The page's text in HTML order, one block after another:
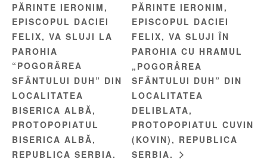
PĂRINTE IERONIM,
EPISCOPUL DACIEI
FELIX, VA SLUJI LA
PAROHIA
“POGORÂREA
SFÂNTULUI DUH” DIN
LOCALITATEA
BISERICA ALBĂ,
PROTOPOPIATUL
BISERICA ALBĂ,
REPUBLICA SERBIA.
PĂRINTE IERONIM,
EPISCOPUL DACIEI
FELIX, VA SLUJI ÎN
PAROHIA CU HRAMUL
„POGORÂREA
SFÂNTULUI DUH” DIN
LOCALITATEA
DELIBLATA,
PROTOPOPIATUL CUVIN
(KOVIN), REPUBLICA
SERBIA.